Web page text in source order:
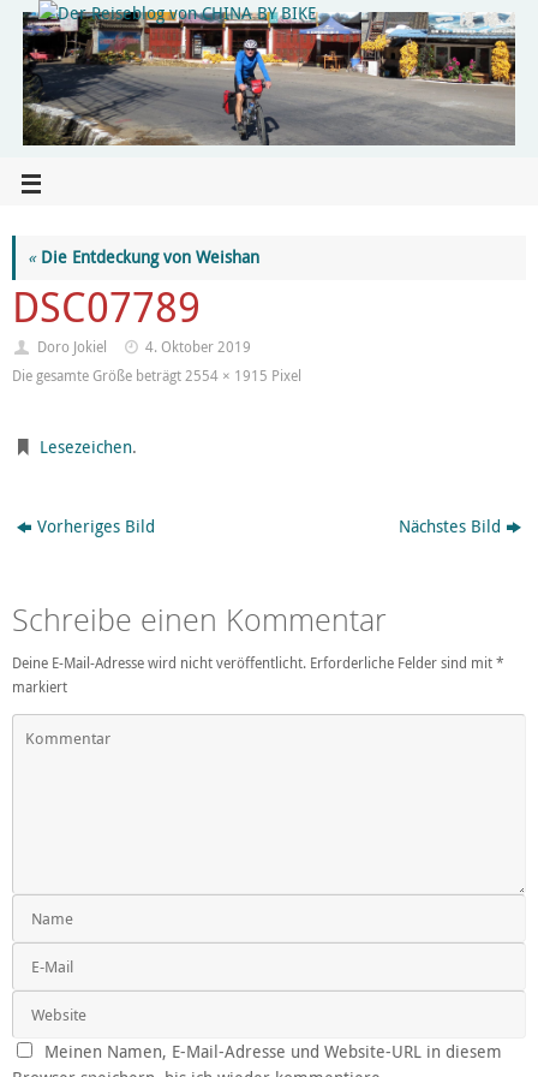
«Die Entdeckung von Weishan
DSC07789
Doro Jokiel
4. Oktober 2019
Die gesamte Größe beträgt2554 × 1915 Pixel
Lesezeichen.
Vorheriges Bild Nächstes Bild
Schreibe einen Kommentar
Deine E-Mail-Adresse wird nicht veröffentlicht. Erforderliche Felder sind mit*
markiert
Meinen Namen, E-Mail-Adresse und Website-URL in diesem